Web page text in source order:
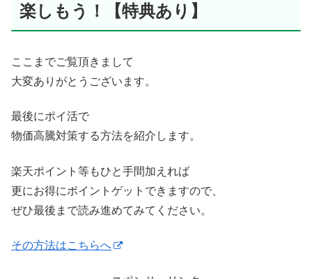
楽しもう！【特典あり】
ここまでご覧頂きまして
大変ありがとうございます。
最後にポイ活で
物価高騰対策する方法を紹介します。
楽天ポイント等もひと手間加えれば
更にお得にポイントゲットできますので、
ぜひ最後まで読み進めてみてください。
その方法はこちらへ